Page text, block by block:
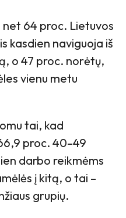
64 proc. Lietuvos
kasdien naviguoja iš
o 47 proc. norėtų,
vienu metu
tai, kad
proc. 40–49
darbo reikmėms
į kitą, o tai –
grupių.